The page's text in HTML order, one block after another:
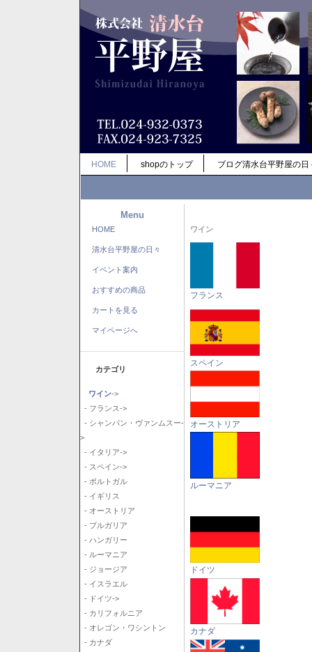
HOME shopのトップ ブログ清水台平野屋の日
Menu
HOME
清水台平野屋の日々
イベント案内
おすすめの商品
カートを見る
マイページへ
カテゴリ
ワイン->
- フランス->
- シャンパン・ヴァンムスー-
>
- イタリア->
- スペイン->
- ポルトガル
- イギリス
- オーストリア
- ブルガリア
- ハンガリー
- ルーマニア
- ジョージア
- イスラエル
- ドイツ->
- カリフォルニア
- オレゴン・ワシントン
- カナダ
ワイン
フランス
スペイン
オーストリア
ルーマニア
ドイツ
カナダ